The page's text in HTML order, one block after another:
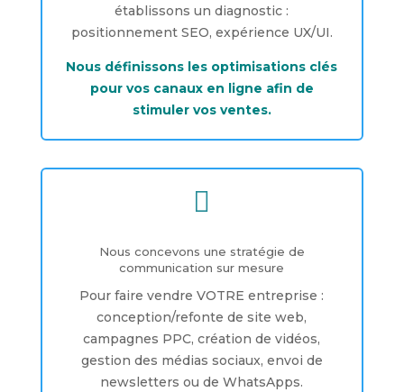
établissons un diagnostic :
positionnement SEO, expérience UX/UI.
Nous définissons les optimisations clés
pour vos canaux en ligne afin de
stimuler vos ventes.

Nous concevons une stratégie de
communication sur mesure
Pour faire vendre VOTRE entreprise :
conception/refonte de site web,
campagnes PPC, création de vidéos,
gestion des médias sociaux, envoi de
newsletters ou de WhatsApps.